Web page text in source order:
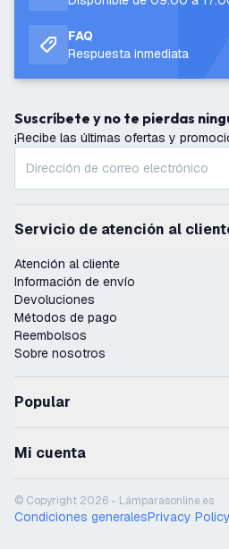
FAQ
Respuesta inmediata
Suscríbete y no te pierdas
¡Recibe las últimas ofertas y
Servicio de atención al
Atención al cliente
Información de envío
Devoluciones
Métodos de pago
Reembolsos
Sobre nosotros
Popular
Mi cuenta
© Copyright 2026 - Lámparasonline.es
Condiciones generalesPrivacy Policy